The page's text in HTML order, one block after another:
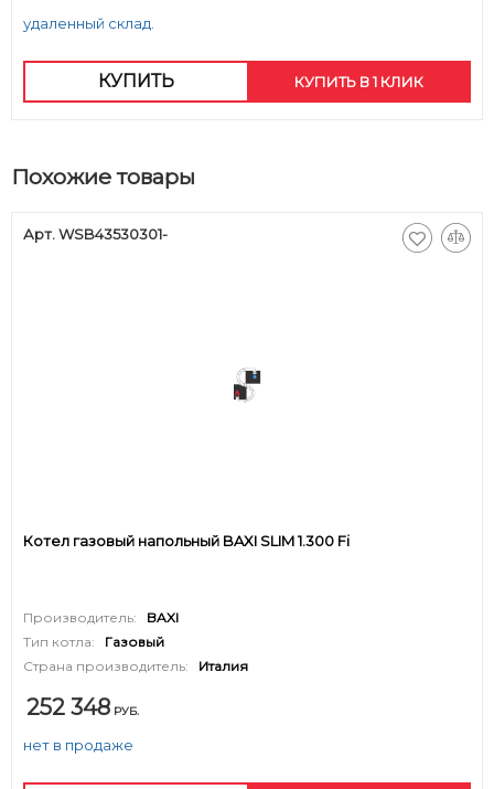
удаленный склад.
КУПИТЬ КУПИТЬ В 1 КЛИК
Похожие товары
Арт. WSB43530301-
Котел газовый напольный BAXI SLIM 1.300 Fi
Производитель:
BAXI
Тип котла:
Газовый
Страна производитель:
Италия
252 348 РУБ.
нет в продаже